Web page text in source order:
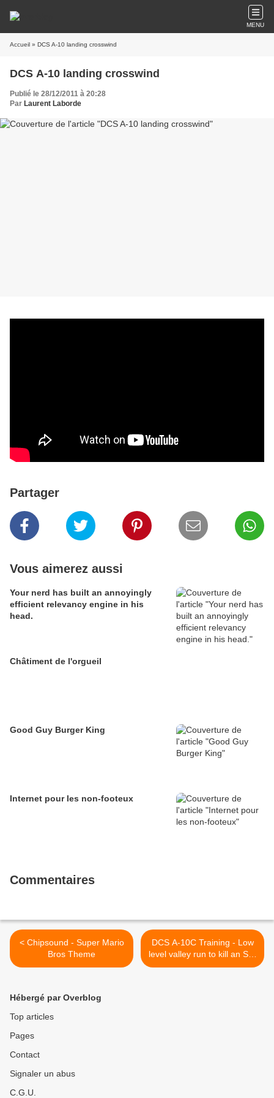
MENU
Accueil » DCS A-10 landing crosswind
DCS A-10 landing crosswind
Publié le 28/12/2011 à 20:28
Par Laurent Laborde
Partager
Vous aimerez aussi
Your nerd has built an annoyingly
efficient relevancy engine in his
head.
Châtiment de l'orgueil
Good Guy Burger King
Internet pour les non-footeux
Commentaires
< Chipsound - Super Mario
Bros Theme
DCS A-10C Training - Low
level valley run to kill an SA-
3 >
Hébergé par Overblog
Top articles
Pages
Contact
Signaler un abus
C.G.U.